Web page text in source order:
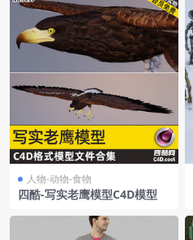
人物-动物-食物
四酷-写实老鹰模型C4D模型